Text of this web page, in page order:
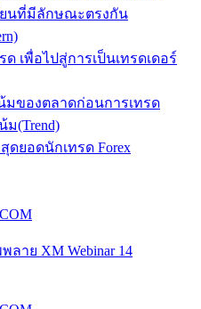
นที่มีลักษณะตรงกัน
เพื่อไปสู่การเป็นเทรดเดอร์
มของตลาดก่อนการเทรด
ม(Trend)
ดยอดนักเทรด Forex
ลาย XM Webinar 14